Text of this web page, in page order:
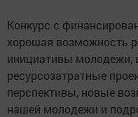
Конкурс с
хорошая возможность
инициативы молодежи,
ресурсозатратные
перспективы, новые
нашей молодежи и